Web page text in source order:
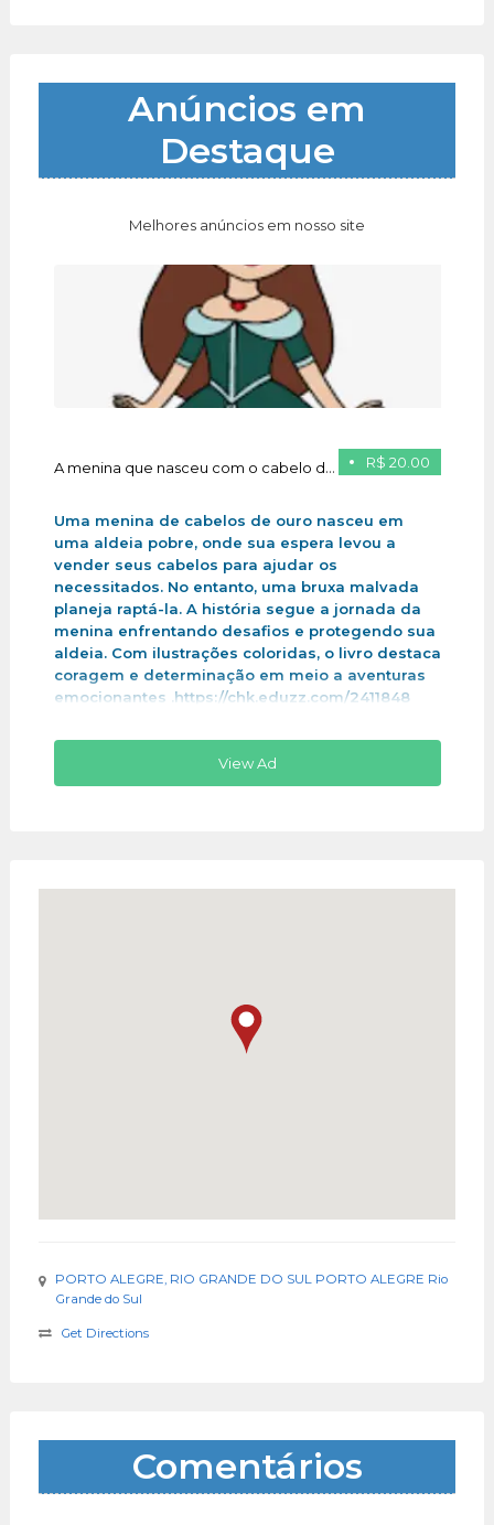
Anúncios em
Destaque
Melhores anúncios em nosso site
R$ 20.00
A menina que nasceu com o cabelo de ouro
Uma menina de cabelos de ouro nasceu em
uma aldeia pobre, onde sua espera levou a
vender seus cabelos para ajudar os
necessitados. No entanto, uma bruxa malvada
planeja raptá-la. A história segue a jornada da
menina enfrentando desafios e protegendo sua
aldeia. Com ilustrações coloridas, o livro destaca
coragem e determinação em meio a aventuras
emocionantes .https://chk.eduzz.com/2411848
View Ad
PORTO ALEGRE, RIO GRANDE DO SUL PORTO ALEGRE Rio
Grande do Sul
Get Directions
Comentários